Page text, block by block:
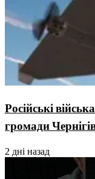
Російські
громади
2 дні назад